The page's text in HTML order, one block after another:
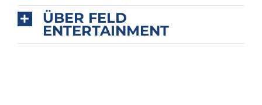
ÜBER FELD
ENTERTAINMENT